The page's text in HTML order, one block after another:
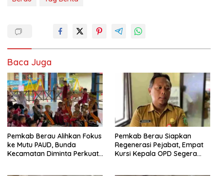
Baca Juga
Pemkab Berau Alihkan Fokus
ke Mutu PAUD, Bunda
Kecamatan Diminta Perkuat
Pemkab Berau Siapkan
Regenerasi Pejabat, Empat
Kursi Kepala OPD Segera